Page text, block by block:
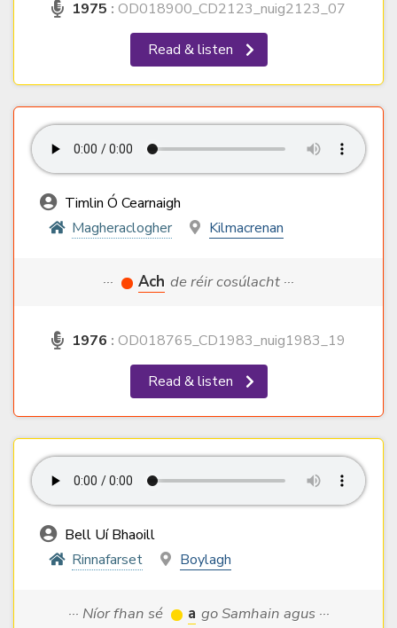
1975 : OD018900_CD2123_nuig2123_07
Read & listen
Timlin Ó Cearnaigh
Magheraclogher
Kilmacrenan
··· Ach de réir cosúlacht ···
1976 : OD018765_CD1983_nuig1983_19
Read & listen
Bell Uí Bhaoill
Rinnafarset
Boylagh
··· Níor fhan sé a go Samhain agus ···